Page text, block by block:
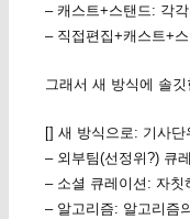
– 캐스트+스탠드: 각
– 직접편집+캐스트+
그래서 새 방식에 솔
[] 새 방식으로: 기사
– 외부팀(선정위?) 큐
– 소셜 큐레이션: 자칫
– 알고리즘: 알고리즘